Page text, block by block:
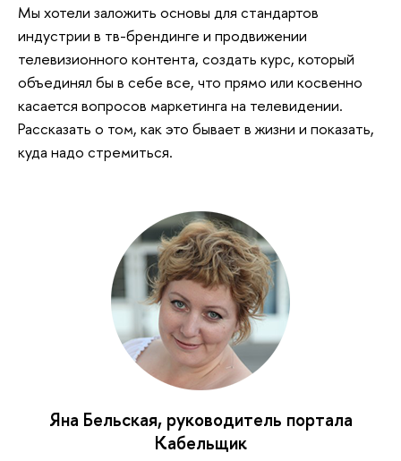
Мы хотели заложить основы для стандартов
индустрии в тв-брендинге и продвижении
телевизионного контента, создать курс, который
объединял бы в себе все, что прямо или косвенно
касается вопросов маркетинга на телевидении.
Рассказать о том, как это бывает в жизни и показать,
куда надо стремиться.
Яна Бельская, руководитель портала
Кабельщик